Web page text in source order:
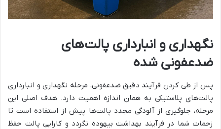
نگهداری و انبارداری پالت‌های
ضدعفونی شده
پس از طی کردن فرآیند دقیق ضدعفونی، مرحله نگهداری و انبارداری
پالت‌های پلاستیکی به همان اندازه اهمیت دارد. هدف اصلی این
مرحله، جلوگیری از آلودگی مجدد پالت‌ها پیش از استفاده است تا
زحمات شما در فرآیند بهداشت بیهوده نگردد و کارایی پالت حفظ